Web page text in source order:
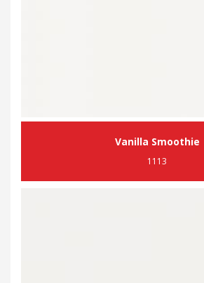
Vanilla Smoothie
1113